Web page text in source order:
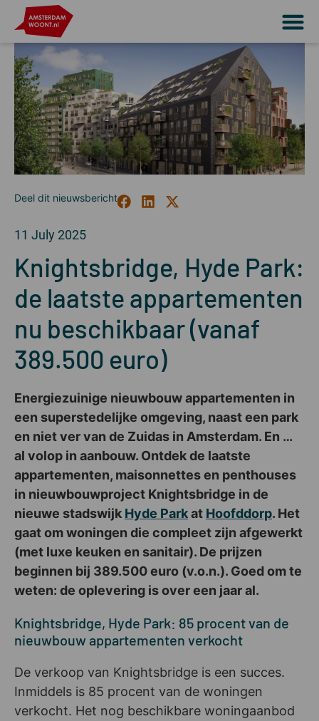
11 July 2025
Knightsbridge, Hyde Park:
de laatste appartementen
nu beschikbaar (vanaf
389.500 euro)
Energiezuinige nieuwbouw appartementen in
een superstedelijke omgeving, naast een park
en niet ver van de Zuidas in Amsterdam. En …
al volop in aanbouw. Ontdek de laatste
appartementen, maisonnettes en penthouses
in nieuwbouwproject Knightsbridge in de
nieuwe stadswijk Hyde Parkat Hoofddorp. Het
gaat om woningen die compleet zijn afgewerkt
(met luxe keuken en sanitair). De prijzen
beginnen bij 389.500 euro (v.o.n.). Goed om te
weten: de oplevering is over een jaar al.
Knightsbridge, Hyde Park: 85 procent van de
nieuwbouw appartementen verkocht
De verkoop van Knightsbridge is een succes.
Inmiddels is 85 procent van de woningen
verkocht. Het nog beschikbare woningaanbod